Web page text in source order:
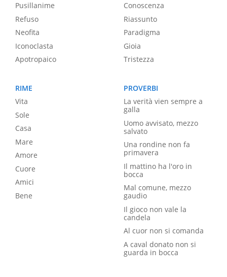
Pusillanime
Refuso
Neofita
Iconoclasta
Apotropaico
Conoscenza
Riassunto
Paradigma
Gioia
Tristezza
RIME
Vita
Sole
Casa
Mare
Amore
Cuore
Amici
Bene
PROVERBI
La verità vien sempre a
galla
Uomo avvisato, mezzo
salvato
Una rondine non fa
primavera
Il mattino ha l'oro in
bocca
Mal comune, mezzo
gaudio
Il gioco non vale la
candela
Al cuor non si comanda
A caval donato non si
guarda in bocca